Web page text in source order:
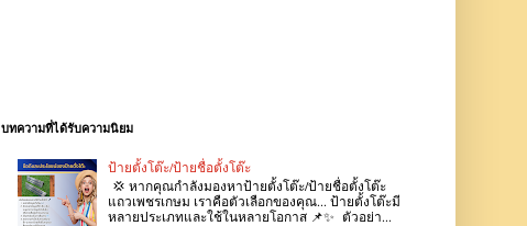
บทความที่ได้รับความนิยม
ป้ายตั้งโต๊ะ/ป้ายชื่อตั้งโต๊ะ
💢 หากคุณกำลังมองหาป้ายตั้งโต๊ะ/ป้ายชื่อตั้งโต๊ะ
แถวเพชรเกษม เราคือตัวเลือกของคุณ... ป้ายตั้งโต๊ะมี
หลายประเภทและใช้ในหลายโอกาส 📌✨ ตัวอย่า...